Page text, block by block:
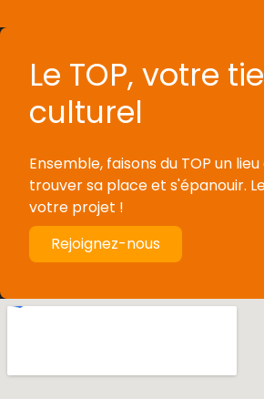
Le TOP, votre
culturel
Ensemble, faisons du TOP un
trouver sa place et s'épanouir.
votre projet !
Rejoignez-nous